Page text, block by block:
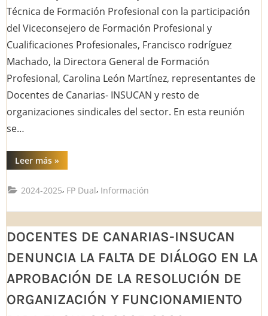
Técnica de Formación Profesional con la participación
del Viceconsejero de Formación Profesional y
Cualificaciones Profesionales, Francisco rodríguez
Machado, la Directora General de Formación
Profesional, Carolina León Martínez, representantes de
Docentes de Canarias- INSUCAN y resto de
organizaciones sindicales del sector. En esta reunión
se…
Leer más“MESA
TÉCNICA
PROFESIONAL
26
JUNIO
»
2024-2025, FP Dual, Información
DOCENTES DE CANARIAS-INSUCAN
DENUNCIA LA FALTA DE DIÁLOGO EN LA
APROBACIÓN DE LA RESOLUCIÓN DE
ORGANIZACIÓN Y FUNCIONAMIENTO